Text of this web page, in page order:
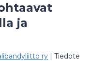
ja
ry | Tiedote